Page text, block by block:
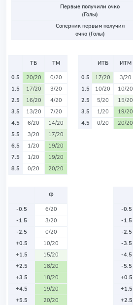
Первые получили очко
(Голы)
Соперник первым получил
очко (Голы)
ТБ
ТМ
0.5
20/20
0/20
1.5
17/20
3/20
2.5
16/20
4/20
3.5
13/20
7/20
4.5
6/20
14/20
5.5
3/20
17/20
6.5
1/20
19/20
7.5
1/20
19/20
8.5
0/20 20/20
ИТБ
ИТМ
0.5
17/20
3/20
1.5
10/20
10/20
2.5
5/20
15/20
3.5
1/20
19/20
4.5
0/20 20/20
Ф
-0.5
6/20
-1.5
3/20
-2.5
0/20
+0.5
10/20
+1.5
15/20
+2.5
18/20
+3.5
18/20
+4.5
19/20
+5.5
20/20
-0.5
-1.5
-2.5
-3.5
-4.5
-5.5
+0.5
+1.5
+2.5